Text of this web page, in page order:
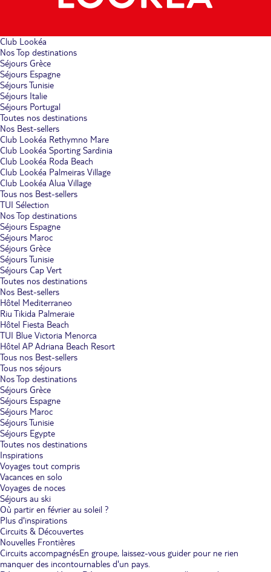
Club Lookéa
Nos Top destinations
Séjours Grèce
Séjours Espagne
Séjours Tunisie
Séjours Italie
Séjours Portugal
Toutes nos destinations
Nos Best-sellers
Club Lookéa Rethymno Mare
Club Lookéa Sporting Sardinia
Club Lookéa Roda Beach
Club Lookéa Palmeiras Village
Club Lookéa Alua Village
Tous nos Best-sellers
TUI Sélection
Nos Top destinations
Séjours Espagne
Séjours Maroc
Séjours Grèce
Séjours Tunisie
Séjours Cap Vert
Toutes nos destinations
Nos Best-sellers
Hôtel Mediterraneo
Riu Tikida Palmeraie
Hôtel Fiesta Beach
TUI Blue Victoria Menorca
Hôtel AP Adriana Beach Resort
Tous nos Best-sellers
Tous nos séjours
Nos Top destinations
Séjours Grèce
Séjours Espagne
Séjours Maroc
Séjours Tunisie
Séjours Egypte
Toutes nos destinations
Inspirations
Voyages tout compris
Vacances en solo
Voyages de noces
Séjours au ski
Où partir en février au soleil ?
Plus d'inspirations
Circuits & Découvertes
Nouvelles Frontières
Circuits accompagnésEn groupe, laissez-vous guider pour ne rien
manquer des incontournables d'un pays.